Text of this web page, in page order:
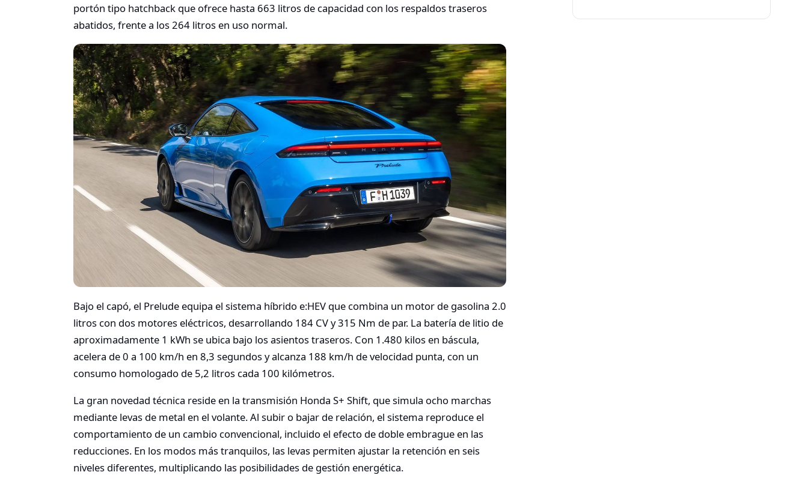
portón tipo hatchback que ofrece hasta 663 litros de capacidad con los respaldos traseros
abatidos, frente a los 264 litros en uso normal.
Bajo el capó, el Prelude equipa el sistema híbrido e:HEV que combina un motor de gasolina 2.0
litros con dos motores eléctricos, desarrollando 184 CV y 315 Nm de par. La batería de litio de
aproximadamente 1 kWh se ubica bajo los asientos traseros. Con 1.480 kilos en báscula,
acelera de 0 a 100 km/h en 8,3 segundos y alcanza 188 km/h de velocidad punta, con un
consumo homologado de 5,2 litros cada 100 kilómetros.
La gran novedad técnica reside en la transmisión Honda S+ Shift, que simula ocho marchas
mediante levas de metal en el volante. Al subir o bajar de relación, el sistema reproduce el
comportamiento de un cambio convencional, incluido el efecto de doble embrague en las
reducciones. En los modos más tranquilos, las levas permiten ajustar la retención en seis
niveles diferentes, multiplicando las posibilidades de gestión energética.